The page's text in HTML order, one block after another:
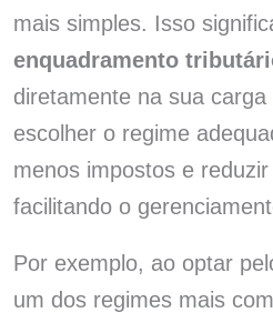
mais simples. Isso
enquadramento
diretamente na sua
escolher o regime
menos impostos e
facilitando o
Por exemplo, ao optar
um dos regimes mais